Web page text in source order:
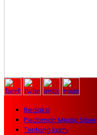
Redaksi
Pedoman Media Siber
Tentang kami